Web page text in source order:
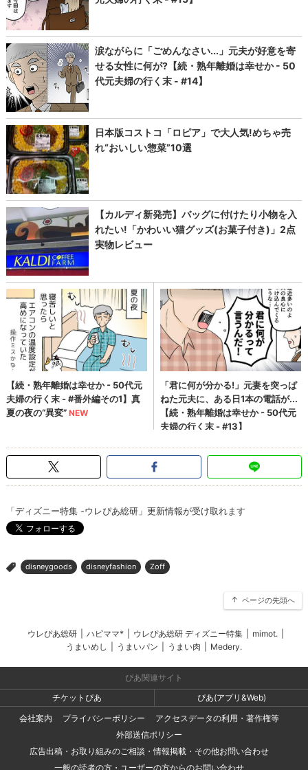
「ディズニー特集 -ウレぴあ総研」更新情報が受け取れます
> disneygoods disneyfashion Zoff
ページの先頭へ
ウレぴあ総研 ハピママ* ウレぴあ総研 ディズニー特集 mimot.
うまいめし
うまいパン うまい肉 Medery.
ぴあ関連サイト
チケットぴあ
ぴあ(アプリ&Web)
会社案内
プライバシーポリシー
アクセスデータの利用・著作権等
外部送信ポリシー
広告出稿・お取り組みのご相談・情報掲載・その他お問い合わせ
一般の読者の方・ユーザーの方からのお問い合わせ